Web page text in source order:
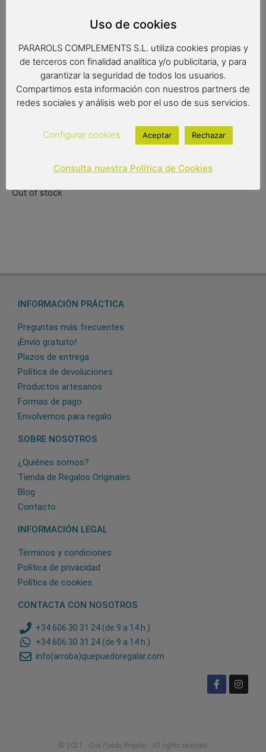
fondo negro. Paraguas con sistema de apertura
automático y tejido extraresistente.
Complemento de moda
Color del producto: negro
Paraguas de 8 varillas de 61 cm
Medidas: 86 cm de largo
Tipo de apertura: automática
23,50€ (IVA incluido)
Out of stock
INFORMACIÓN PRÁCTICA
Preguntas más frecuentes
¡Envío gratuito!
Plazos de entrega
Política de devoluciones
Productos artesanos
Formas de pago
Envolvemos para regalo
SOBRE NOSOTROS
¿Quiénes somos?
Tienda de Regalos Originales
Blog
Contacto
INFORMACIÓN LEGAL
Términos y condiciones
Política de privacidad
Política de cookies
CONTACTA CON NOSOTROS
+34 606 30 31 24 (de 9 a 14 h.)
+34 606 30 31 24 (de 9 a 14 h.)
info(arroba)quepuedoregalar.com
© 2021 - Que Puedo Regalar - All rights reserved
Uso de cookies
PARAROLS COMPLEMENTS S.L. utiliza cookies propias y
de terceros con finalidad analítica y/o publicitaria, y para
garantizar la seguridad de todos los usuarios.
Compartimos esta información con nuestros partners de
redes sociales y análisis web por el uso de sus servicios.
Configurar cookies Aceptar Rechazar
Consulta nuestra Política de Cookies